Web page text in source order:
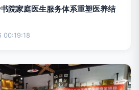
院家庭医生服务体系重塑医养结
00:19:18